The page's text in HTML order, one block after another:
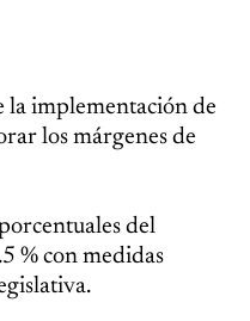
la implementación de
los márgenes de
del
% con medidas